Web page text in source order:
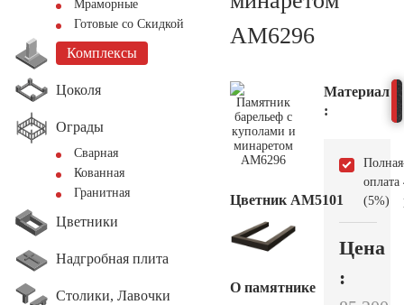
Мраморные
Готовые со Скидкой
Комплексы
Цоколя
Ограды
Сварная
Кованная
Гранитная
Цветники
Надгробная плита
Столики, Лавочки
AM6296
Цветник АМ5101
О памятнике
Материал
:
Полная
оплата
(5%)
Цена
: